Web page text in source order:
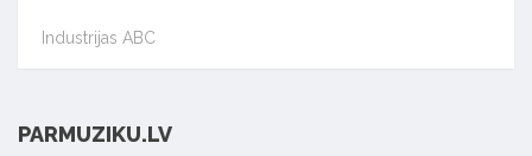
Industrijas ABC
PARMUZIKU.LV